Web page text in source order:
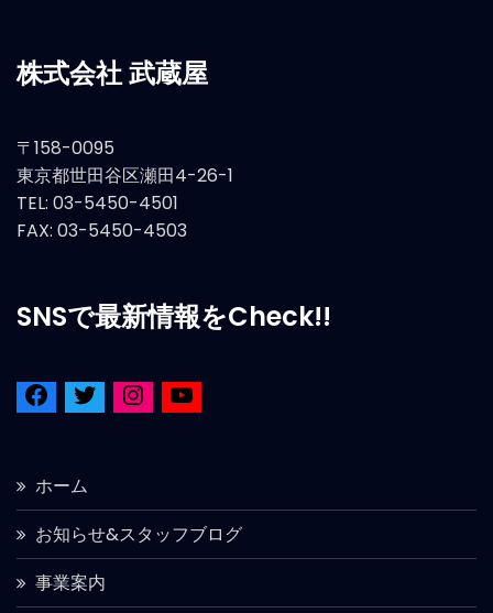
株式会社 武蔵屋
〒158-0095
東京都世田谷区瀬田4-26-1
TEL: 03-5450-4501
FAX: 03-5450-4503
SNSで最新情報をCheck!!
ホーム
お知らせ&スタッフブログ
事業案内